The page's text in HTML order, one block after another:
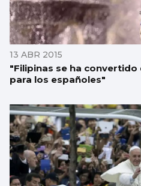
13 ABR 2015
"Filipinas se ha
para los españoles"